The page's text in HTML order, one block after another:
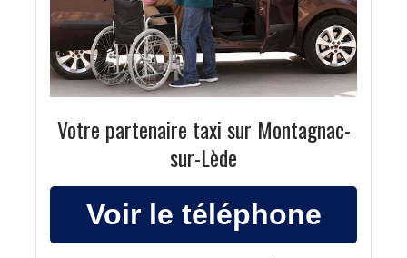
Votre partenaire taxi sur Montagnac-
sur-Lède